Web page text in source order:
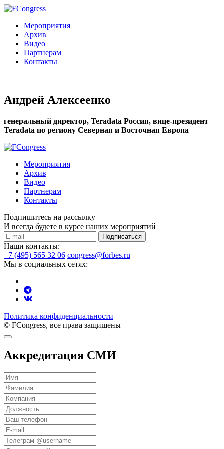
Мероприятия
Архив
Видео
Партнерам
Контакты
Андрей Алексеенко
генеральный директор, Teradata Россия, вице-президент
Teradata по региону Северная и Восточная Европа
Мероприятия
Архив
Видео
Партнерам
Контакты
Подпишитесь на рассылку
И всегда будете в курсе наших мероприятий
Подписаться
Наши контакты:
+7 (495) 565 32 06 congress@forbes.ru
Мы в социальных сетях:
Политика конфиденциальности
© FCongress, все права защищены
Аккредитация СМИ